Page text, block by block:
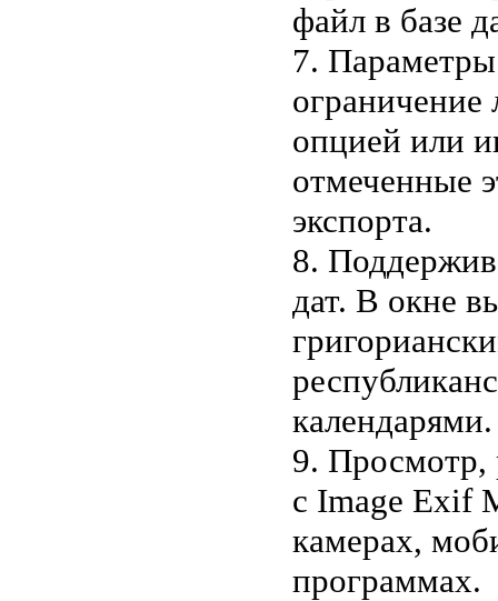
файл в базе
7.
опцией или
отмеченные
экспорта.
8.
дат. В окне
9. Просмотр,
с Image Exif
камерах,
программах.